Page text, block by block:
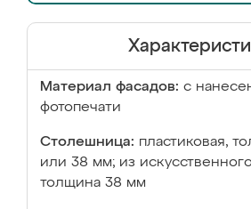
Материал фасадов: с
фотопечати
Столешница: пластиковая,
или 38 мм; из
толщина 38 мм